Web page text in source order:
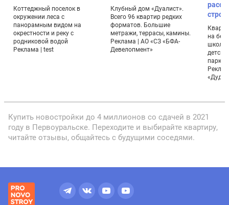
Коттеджный поселок в
окружении леса с
панорамным видом на
окрестности и реку с
родниковой водой
Реклама | test
Клубный дом «Дуалист».
Всего 96 квартир редких
форматов. Большие
метражи, террасы, камины.
Реклама | АО «СЗ «БФА-
Девелопмент»
на
школы
парк,
Купить новостройки до 4 миллионов со сдачей в 2021
году в Первоуральске. Переходите и выбирайте квартиру,
читайте отзывы, общайтесь с будущими соседями.